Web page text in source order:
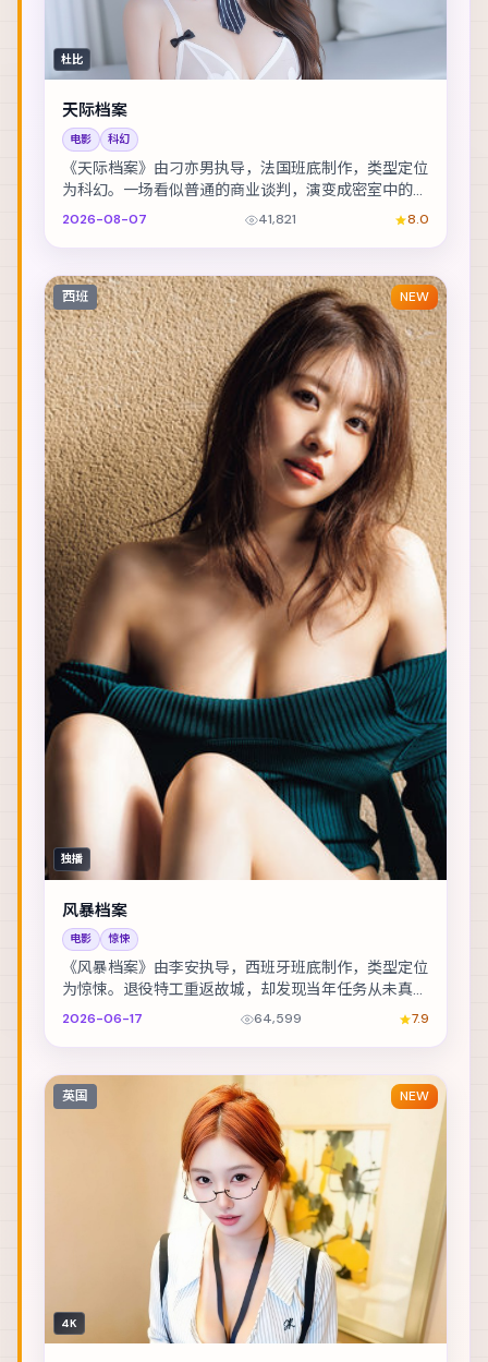
杜比
天际档案
电影 科幻
《天际档案》由刁亦男执导，法国班底制作，类型定位
为科幻。一场看似普通的商业谈判，演变成密室中的心
理博弈。主演包括朱一龙、黄政民、杨紫 等，表演层...
2026-08-07 41,821 8.0
西班 NEW
独播
风暴档案
电影 惊悚
《风暴档案》由李安执导，西班牙班底制作，类型定位
为惊悚。退役特工重返故城，却发现当年任务从未真正
结束。主演包括刘德华、孔刘、赞达亚 等，表演层次...
2026-06-17 64,599 7.9
英国 NEW
4K